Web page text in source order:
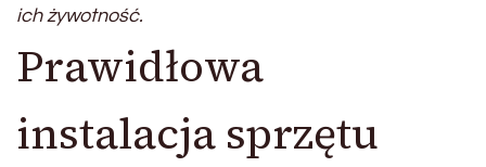
ich żywotność.
Prawidłowa
instalacja sprzętu